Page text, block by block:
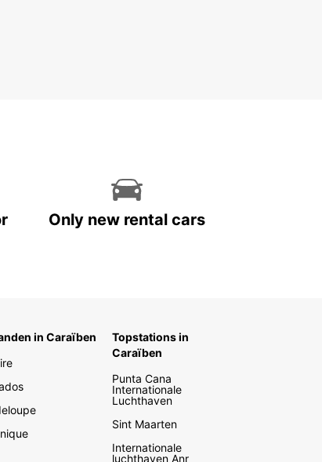
Only new rental cars
in Caraïben
Topstations in
Caraïben
Punta Cana
Internationale
Luchthaven
Sint Maarten
Internationale
luchthaven Anr